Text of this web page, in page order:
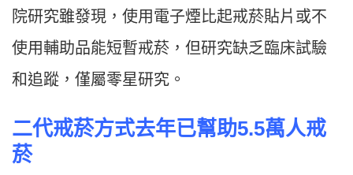
院研究雖發現，使用電子煙比起戒菸貼片或不
使用輔助品能短暫戒菸，但研究缺乏臨床試驗
和追蹤，僅屬零星研究。
二代戒菸方式去年已幫助5.5萬人戒
菸